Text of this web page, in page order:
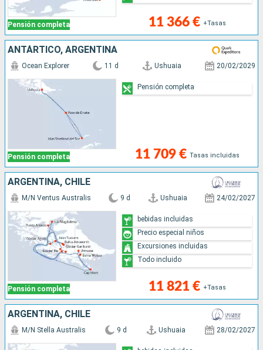
Pensión completa 11 366 € +Tasas
ANTÁRTICO, ARGENTINA
Pensión completa
Ocean Explorer 11 d Ushuaia 20/02/2029
11 709 € Tasas incluidas
Pensión completa
ARGENTINA, CHILE
Pensión completa
M/N Ventus Australis 9 d Ushuaia 24/02/2027
11 821 € +Tasas
bebidas incluidas
Precio especial niños
Excursiones incluidas
Todo incluido
ARGENTINA, CHILE
M/N Stella Australis 9 d Ushuaia 28/02/2027